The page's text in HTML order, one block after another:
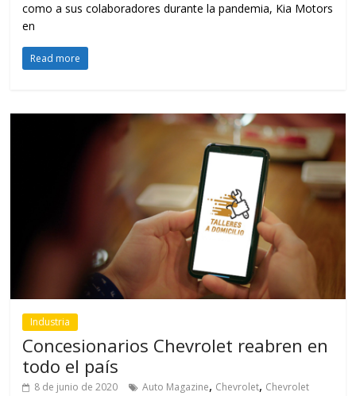
como a sus colaboradores durante la pandemia, Kia Motors
en
Read more
Industria
Concesionarios Chevrolet reabren en
todo el país
8 de junio de 2020 Auto Magazine, Chevrolet, Chevrolet